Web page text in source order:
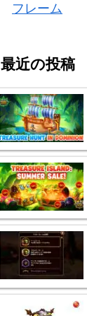
フレーム
最近の投稿